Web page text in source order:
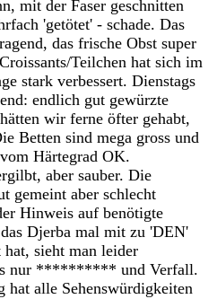
mit der Faser geschnitten
'getötet' - schade. Das
das frische Obst super
Teilchen hat sich im
stark verbessert. Dienstags
endlich gut gewürzte
wir ferne öfter gehabt,
Betten sind mega gross und
Härtegrad OK.
aber sauber. Die
gemeint aber schlecht
Hinweis auf benötigte
Djerba mal mit zu 'DEN'
sieht man leider
nur ********** und Verfall.
hat alle Sehenswürdigkeiten